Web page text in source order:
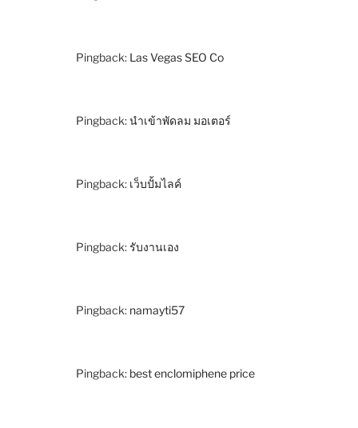
Pingback: Las Vegas SEO Co
Pingback:นำเข้าพัดลม มอเตอร์
Pingback: เว็บปั้มไลค์
Pingback:รับงานเอง
Pingback: namayti57
Pingback: best enclomiphene price